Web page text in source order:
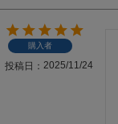
購入者
投稿日 2025/11/24